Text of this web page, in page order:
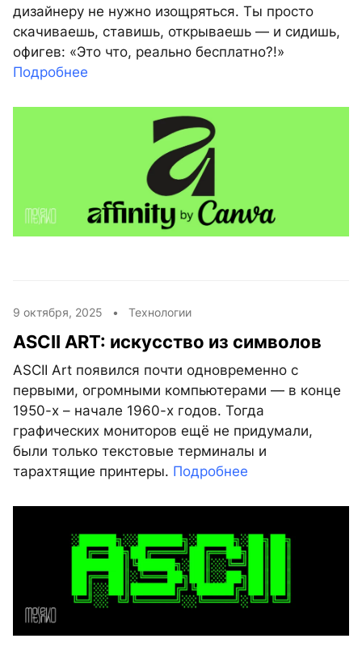
дизайнеру не нужно изощряться. Ты просто
скачиваешь, ставишь, открываешь — и сидишь,
офигев: «Это что, реально бесплатно?!»
Подробнее
9 октября, 2025 • Технологии
ASCII ART: искусство из символов
ASCII Art появился почти одновременно с
первыми, огромными компьютерами — в конце
1950-х – начале 1960-х годов. Тогда
графических мониторов ещё не придумали,
были только текстовые терминалы и
тарахтящие принтеры. Подробнее